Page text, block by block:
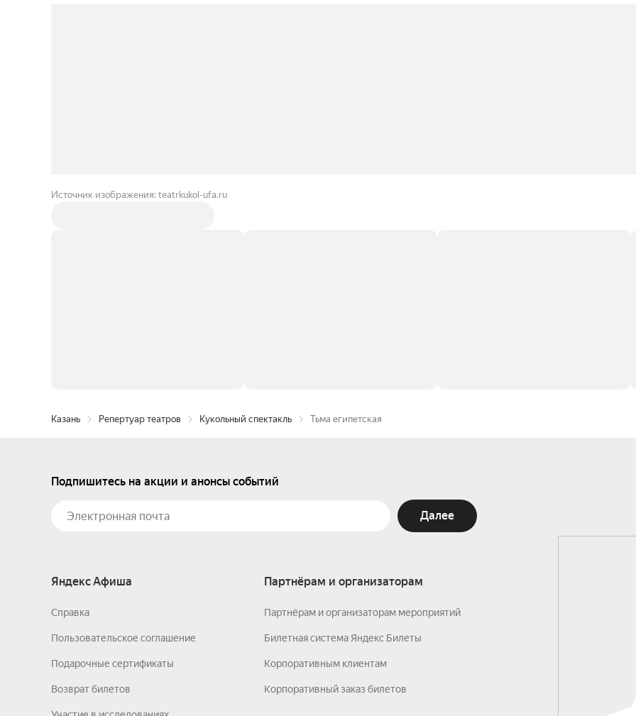
Источник изображения: teatrkukol-ufa.ru
Казань Репертуар театров Кукольный спектакль Тьма египетская
Подпишитесь на акции и анонсы событий
Далее
Яндекс Афиша
Справка
Пользовательское соглашение
Подарочные сертификаты
Возврат билетов
Партнёрам и организаторам
Партнёрам и организаторам мероприятий
Билетная система Яндекс Билеты
Корпоративным клиентам
Корпоративный заказ билетов